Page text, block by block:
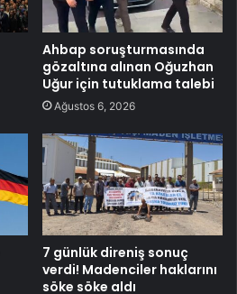
Ahbap soruşturmasında
gözaltına alınan Oğuzhan
Uğur için tutuklama talebi
Ağustos 6, 2026
7 günlük direniş sonuç
verdi! Madenciler haklarını
söke söke aldı